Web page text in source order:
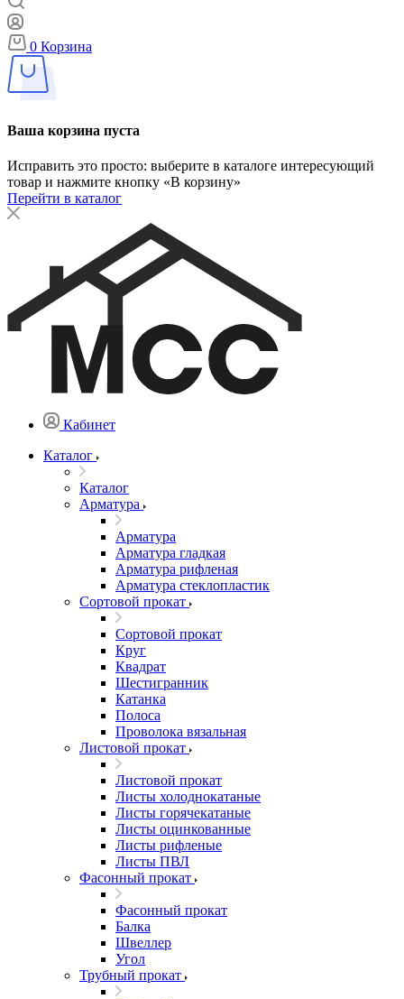
0 Корзина
Ваша корзина пуста
Исправить это просто: выберите в каталоге интересующий
товар и нажмите кнопку «В корзину»
Перейти в каталог
Кабинет
Каталог
Каталог
Арматура
Арматура
Арматура гладкая
Арматура рифленая
Арматура стеклопластик
Сортовой прокат
Сортовой прокат
Круг
Квадрат
Шестигранник
Катанка
Полоса
Проволока вязальная
Листовой прокат
Листовой прокат
Листы холоднокатаные
Листы горячекатаные
Листы оцинкованные
Листы рифленые
Листы ПВЛ
Фасонный прокат
Фасонный прокат
Балка
Швеллер
Угол
Трубный прокат